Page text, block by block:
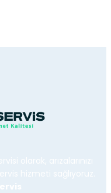
olarak, arızalarınızı
hizmeti sağlıyoruz.